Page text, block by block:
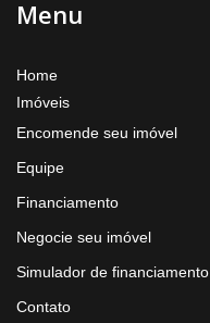
Menu
Home
Imóveis
Encomende seu imóvel
Equipe
Financiamento
Negocie seu imóvel
Simulador de financiamento
Contato